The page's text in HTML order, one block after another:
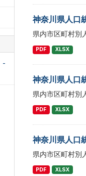
-
神奈川県人口
県内市区町村別
PDF XLSX
神奈川県人口
県内市区町村別
PDF XLSX
神奈川県人口
県内市区町村別
PDF XLSX